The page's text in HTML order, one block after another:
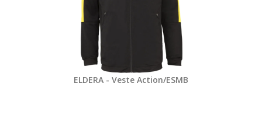
ELDERA - Veste Action/ESMB